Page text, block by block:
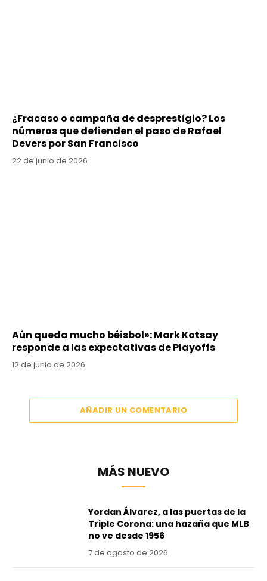
¿Fracaso o campaña de desprestigio? Los
números que defienden el paso de Rafael
Devers por San Francisco
22 de junio de 2026
Aún queda mucho béisbol»: Mark Kotsay
responde a las expectativas de Playoffs
12 de junio de 2026
AÑADIR UN COMENTARIO
MÁS NUEVO
Yordan Álvarez, a las puertas de la
Triple Corona: una hazaña que MLB
no ve desde 1956
7 de agosto de 2026